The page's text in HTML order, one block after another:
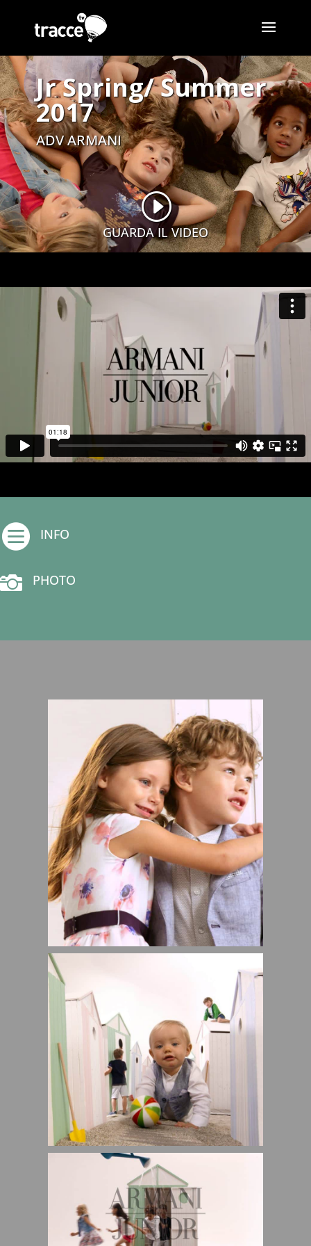
Jr Spring/ Summer
2017
ADV ARMANI
I
GUARDA IL VIDEO
 INFO
 PHOTO